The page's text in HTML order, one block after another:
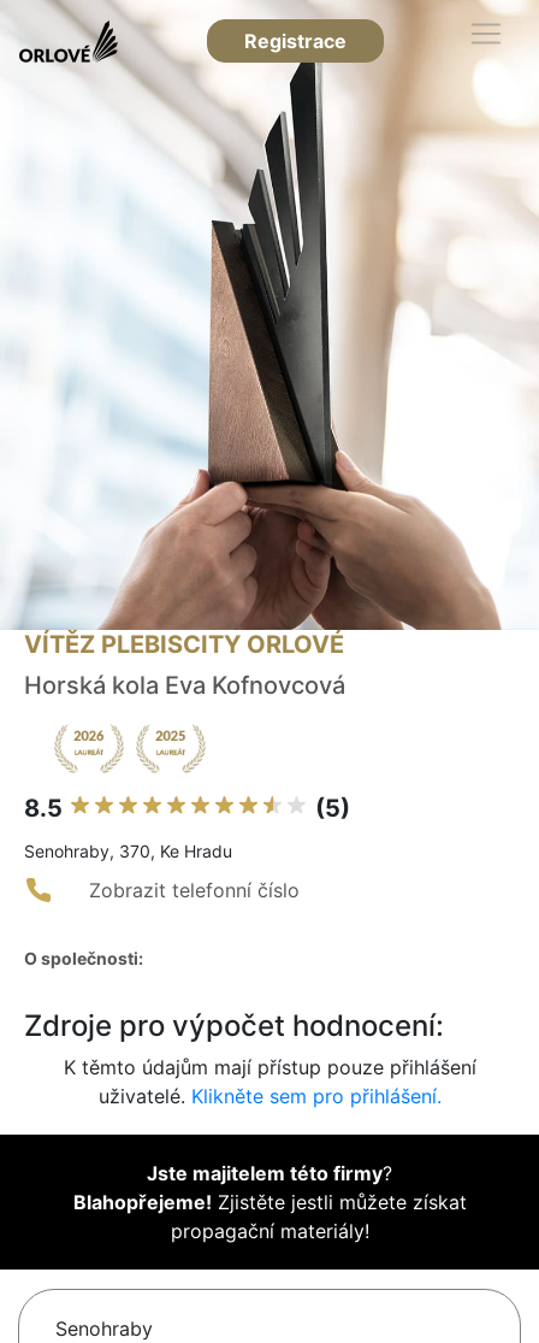
Registrace
VÍTĚZ PLEBISCITY ORLOVÉ
Horská kola Eva Kofnovcová
8.5 (5)
Senohraby, 370, Ke Hradu
Zobrazit telefonní číslo
O společnosti:
Zdroje pro výpočet hodnocení:
K těmto údajům mají přístup pouze přihlášení
uživatelé. Klikněte sem pro přihlášení.
Jste majitelem této firmy?
Blahopřejeme! Zjistěte jestli můžete získat
propagační materiály!
Senohraby